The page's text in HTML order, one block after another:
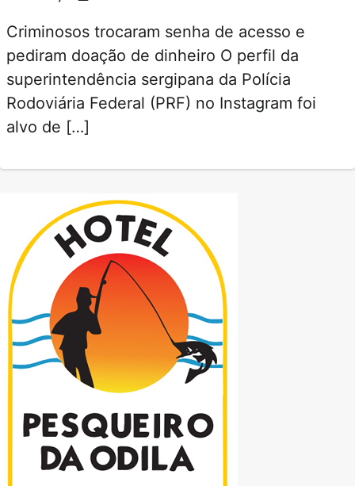
Criminosos trocaram senha de acesso e
pediram doação de dinheiro O perfil da
superintendência sergipana da Polícia
Rodoviária Federal (PRF) no Instagram foi
alvo de […]